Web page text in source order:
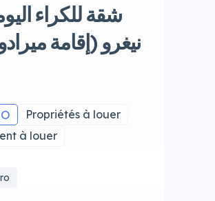
شقة للكراء
نيغرو (إقامة
Propriétés à louer
à louer